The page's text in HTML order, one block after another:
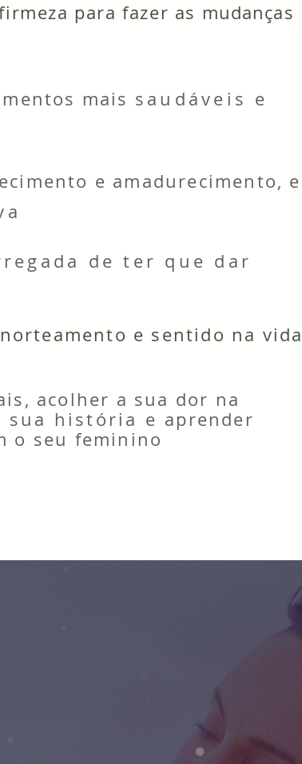
para fazer as mudanças
mais saudáveis e
e amadurecimento, e
de ter que dar
e sentido na vida
acolher a sua dor na
sua história e aprender
o seu feminino